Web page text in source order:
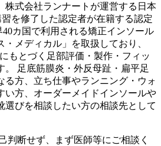
株式会社ランナートが運営する日本
を修了した認定者が在籍する認定
40カ国で利用される矯正インソール
・メディカル」を取扱しており、
もとづく足部評価・製作・フィッ
。 足底筋膜炎・外反母趾・扁平足
る方、立ち仕事やランニング・ウォ
い方、オーダーメイドインソールや
選びを相談したい方の相談先として
判断せず、まず医師等にご相談く